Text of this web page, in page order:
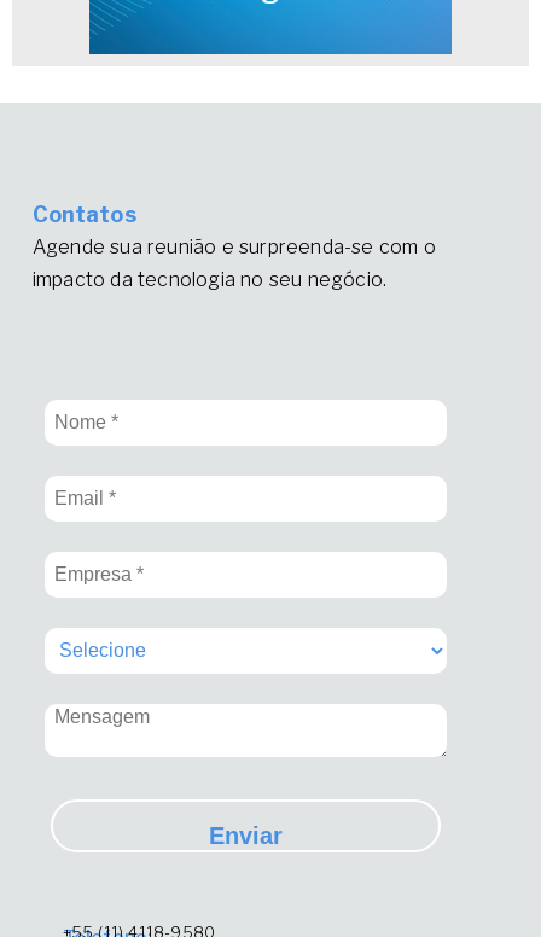
Contatos
Agende sua reunião e surpreenda-se com o
impacto da tecnologia no seu negócio.
Enviar
+55 (11) 4118-9580